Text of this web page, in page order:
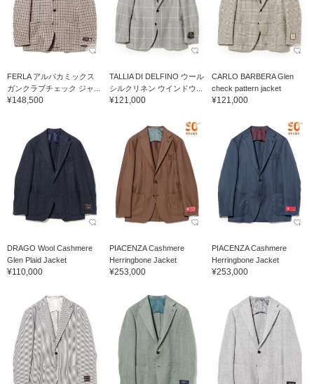
FERLA アルパカミックス
ガンクラブチェック ジャ...
¥148,500
TALLIA DI DELFINO ウール
シルクリネン ウインドウ...
¥121,000
CARLO BARBERA Glen
check pattern jacket
¥121,000
DRAGO Wool Cashmere
Glen Plaid Jacket
¥110,000
PIACENZA Cashmere
Herringbone Jacket
¥253,000
PIACENZA Cashmere
Herringbone Jacket
¥253,000